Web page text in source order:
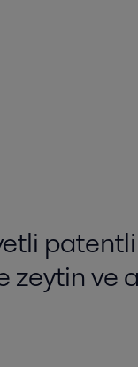
patentli
ve